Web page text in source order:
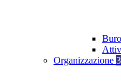
Organizzazione 3